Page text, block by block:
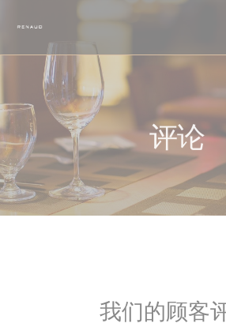
评论
我们的顾客